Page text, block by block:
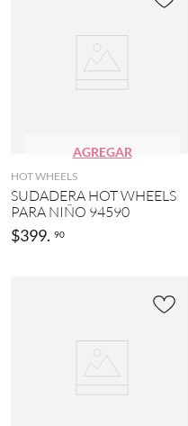
AGREGAR
HOT WHEELS
SUDADERA HOT WHEELS
PARA NIÑO 94590
$399. 90